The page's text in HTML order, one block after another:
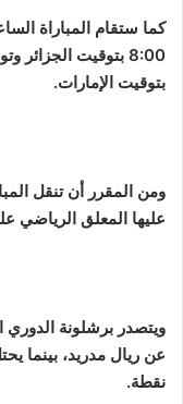
بتوقيت الإمارات.
ومن المقرر أن تنقل
عليها المعلق الرياضي
نقطة.